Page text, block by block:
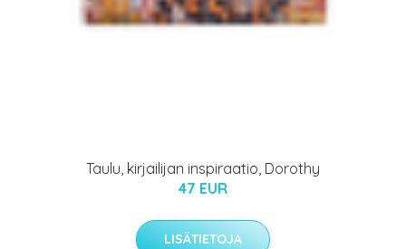
Taulu, kirjailijan inspiraatio, Dorothy
47 EUR
LISÄTIETOJA